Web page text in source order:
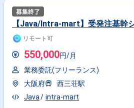
【Java/Intra-mart】受発注基幹
リモート可
550,000円/月
業務委託(フリーランス)
大阪府
西三荘駅
Java
intra-mart